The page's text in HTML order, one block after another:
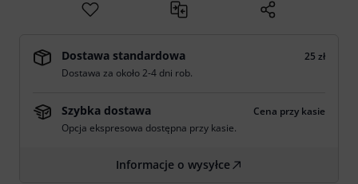
Dostawa standardowa
25 zł
Dostawa za około 2-4 dni rob.
Szybka dostawa
Cena przy kasie
Opcja ekspresowa dostępna przy kasie.
Informacje o wysyłce